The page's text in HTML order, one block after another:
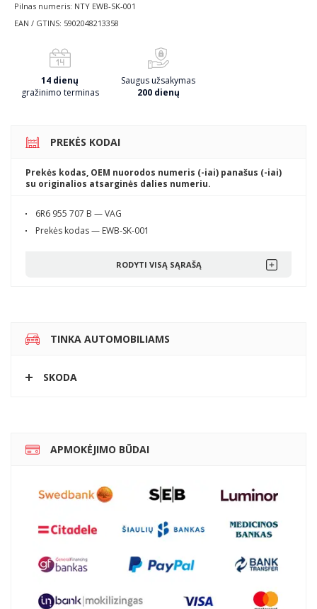
Pilnas numeris: NTY EWB-SK-001
EAN / GTINS: 5902048213358
14 dienų
gražinimo terminas
Saugus užsakymas
200 dienų
PREKĖS KODAI
Prekės kodas, OEM nuorodos numeris (-iai) panašus (-iai)
su originalios atsarginės dalies numeriu.
6R6 955 707 B — VAG
Prekės kodas — EWB-SK-001
RODYTI VISĄ SĄRAŠĄ
TINKA AUTOMOBILIAMS
SKODA
APMOKĖJIMO BŪDAI